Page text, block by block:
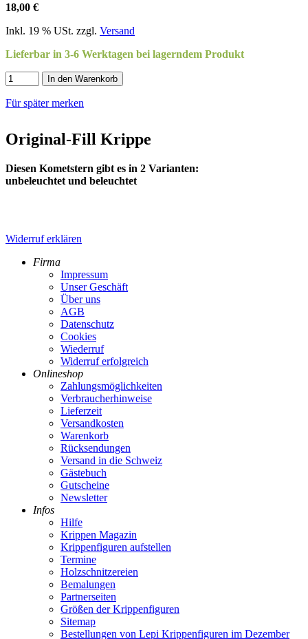
18,00 €
Inkl. 19 % USt. zzgl. Versand
Lieferbar in 3-6 Werktagen bei lagerndem Produkt
In den Warenkorb
Für später merken
Original-Fill Krippe
Diesen Kometstern gibt es in 2 Varianten:
unbeleuchtet und beleuchtet
Widerruf erklären
Firma
Impressum
Unser Geschäft
Über uns
AGB
Datenschutz
Cookies
Wiederruf
Widerruf erfolgreich
Onlineshop
Zahlungsmöglichkeiten
Verbraucherhinweise
Lieferzeit
Versandkosten
Warenkorb
Rücksendungen
Versand in die Schweiz
Gästebuch
Gutscheine
Newsletter
Infos
Hilfe
Krippen Magazin
Krippenfiguren aufstellen
Termine
Holzschnitzereien
Bemalungen
Partnerseiten
Größen der Krippenfiguren
Sitemap
Bestellungen von Lepi Krippenfiguren im Dezember